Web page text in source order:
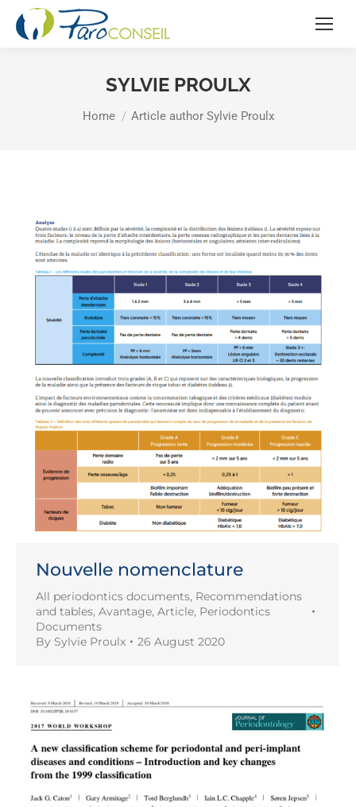
SYLVIE PROULX
You are here:
Home Article author Sylvie Proulx
Nouvelle nomenclature
All periodontics documents, Recommendations
and tables, Avantage, Article, Periodontics
Documents
By Sylvie Proulx 26 August 2020